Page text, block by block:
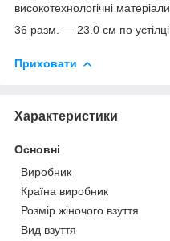
високотехнологічні матеріали.
36 разм. ― 23.0 см по устілці
Приховати
Характеристики
Основні
Виробник
Країна виробник
Розмір жіночого взуття
Вид взуття